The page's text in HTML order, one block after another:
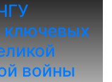
ключевых
войны